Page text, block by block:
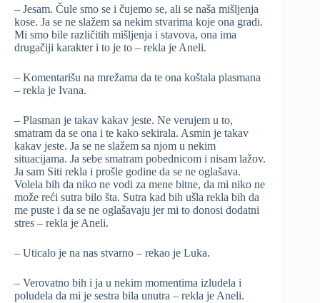
– Jesam. Čule smo se i čujemo se, ali se naša mišljenja
kose. Ja se ne slažem sa nekim stvarima koje ona gradi.
Mi smo bile različitih mišljenja i stavova, ona ima
drugačiji karakter i to je to – rekla je Aneli.
– Komentarišu na mrežama da te ona koštala plasmana
– rekla je Ivana.
– Plasman je takav kakav jeste. Ne verujem u to,
smatram da se ona i te kako sekirala. Asmin je takav
kakav jeste. Ja se ne slažem sa njom u nekim
situacijama. Ja sebe smatram pobednicom i nisam lažov.
Ja sam Siti rekla i prošle godine da se ne oglašava.
Volela bih da niko ne vodi za mene bitne, da mi niko ne
može reći sutra bilo šta. Sutra kad bih ušla rekla bih da
me puste i da se ne oglašavaju jer mi to donosi dodatni
stres – rekla je Aneli.
– Uticalo je na nas stvarno – rekao je Luka.
– Verovatno bih i ja u nekim momentima izludela i
poludela da mi je sestra bila unutra – rekla je Aneli.